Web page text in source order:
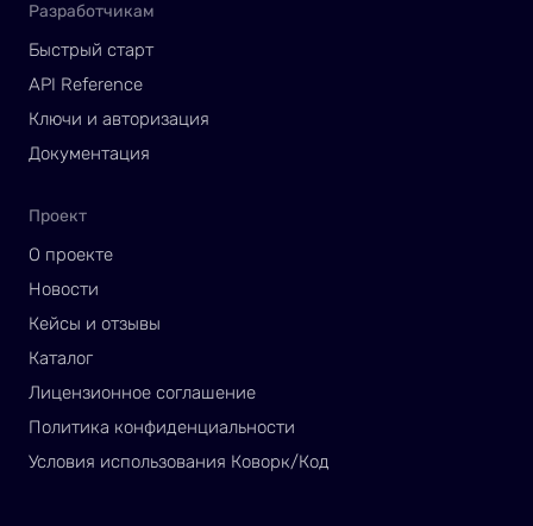
Разработчикам
Быстрый старт
API Reference
Ключи и авторизация
Документация
Проект
О проекте
Новости
Кейсы и отзывы
Каталог
Лицензионное соглашение
Политика конфиденциальности
Условия использования Коворк/Код